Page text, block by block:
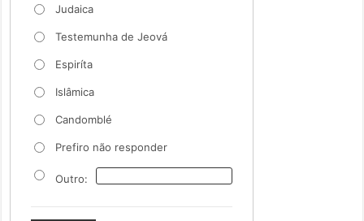
Judaica
Testemunha de Jeová
Espiríta
Islâmica
Candomblé
Prefiro não responder
Outro: